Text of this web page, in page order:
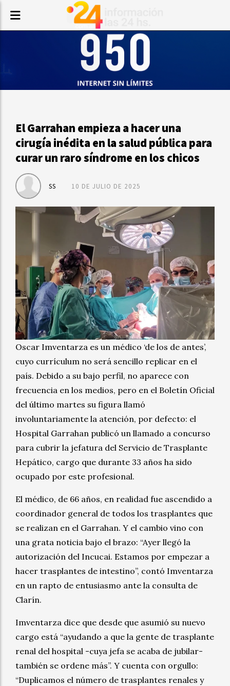
El Garrahan empieza a hacer una
cirugía inédita en la salud pública para
curar un raro síndrome en los chicos
10 DE JULIO DE 2025
SS
Oscar Imventarza es un médico ‘de los de antes’,
cuyo currículum no será sencillo replicar en el
país. Debido a su bajo perfil, no aparece con
frecuencia en los medios, pero en el Boletín Oficial
del último martes su figura llamó
involuntariamente la atención, por defecto: el
Hospital Garrahan publicó un llamado a concurso
para cubrir la jefatura del Servicio de Trasplante
Hepático, cargo que durante 33 años ha sido
ocupado por este profesional.
El médico, de 66 años, en realidad fue ascendido a
coordinador general de todos los trasplantes que
se realizan en el Garrahan. Y el cambio vino con
una grata noticia bajo el brazo: “Ayer llegó la
autorización del Incucai. Estamos por empezar a
hacer trasplantes de intestino”, contó Imventarza
en un rapto de entusiasmo ante la consulta de
Clarín.
Imventarza dice que desde que asumió su nuevo
cargo está “ayudando a que la gente de trasplante
renal del hospital -cuya jefa se acaba de jubilar-
también se ordene más”. Y cuenta con orgullo:
“Duplicamos el número de trasplantes renales y